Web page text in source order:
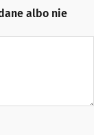
albo nie